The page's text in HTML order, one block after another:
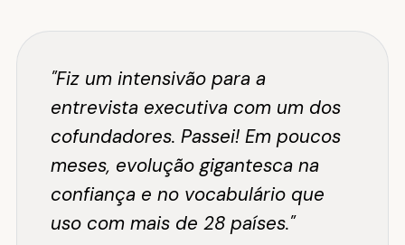
"Fiz um intensivão para a
entrevista executiva com um dos
cofundadores. Passei! Em poucos
meses, evolução gigantesca na
confiança e no vocabulário que
uso com mais de 28 países."